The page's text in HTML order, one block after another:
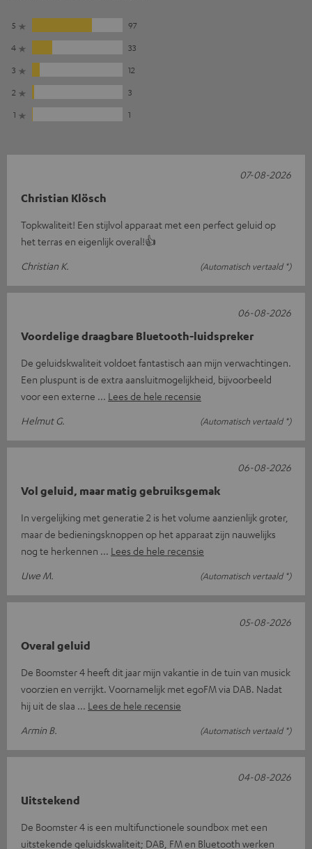
5
97
4
33
3
12
2
3
1
1
Christian Klösch
Topkwaliteit! Een stijlvol apparaat met een perfect geluid op
het terras en eigenlijk overal!👍
Christian K.
(Automatisch vertaald *)
07-08-2026
Voordelige draagbare Bluetooth-luidspreker
De geluidskwaliteit voldoet fantastisch aan mijn verwachtingen.
Een pluspunt is de extra aansluitmogelijkheid, bijvoorbeeld
voor een externe
Lees de hele recensie
Helmut G.
(Automatisch vertaald *)
06-08-2026
Vol geluid, maar matig gebruiksgemak
In vergelijking met generatie 2 is het volume aanzienlijk groter,
maar de bedieningsknoppen op het apparaat zijn nauwelijks
nog te herkennen
Lees de hele recensie
Uwe M.
(Automatisch vertaald *)
06-08-2026
Overal geluid
De Boomster 4 heeft dit jaar mijn vakantie in de tuin van musick
voorzien en verrijkt. Voornamelijk met egoFM via DAB. Nadat
hij uit de slaa
Lees de hele recensie
Armin B.
(Automatisch vertaald *)
05-08-2026
Uitstekend
De Boomster 4 is een multifunctionele soundbox met een
uitstekende geluidskwaliteit; DAB, FM en Bluetooth werken
04-08-2026